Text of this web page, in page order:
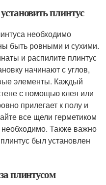
плинтус
необходимо
быть ровными и сухими.
и распилите плинтус
начинают с углов,
элементы. Каждый
с помощью клея или
прилегает к полу и
все щели герметиком
необходимо. Также важно
был установлен
плинтусом